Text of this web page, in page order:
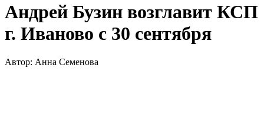
Андрей Бузин возглавит КСП
г. Иваново с 30 сентября
Автор: Анна Семенова